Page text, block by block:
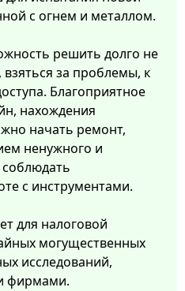
с огнем и металлом.
решить долго не
за проблемы, к
Благоприятное
нахождения
начать ремонт,
ненужного и
с инструментами.
для налоговой
могущественных
исследований,
фирмами.